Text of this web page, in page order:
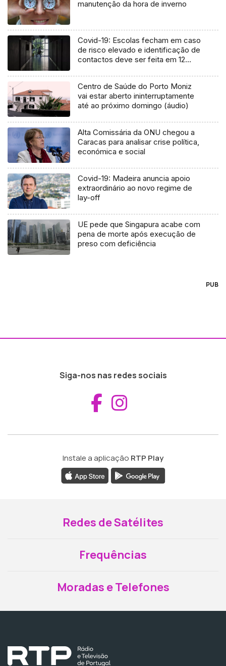
manutenção da hora de inverno
Covid-19: Escolas fecham em caso
de risco elevado e identificação de
contactos deve ser feita em 12
Centro de Saúde do Porto Moniz
vai estar aberto ininterruptamente
até ao próximo domingo (áudio)
Alta Comissária da ONU chegou a
Caracas para analisar crise política,
económica e social
Covid-19: Madeira anuncia apoio
extraordinário ao novo regime de
lay-off
UE pede que Singapura acabe com
pena de morte após execução de
preso com deficiência
PUB
Siga-nos nas redes sociais
Aceder ao
Instale a aplicação RTP Play
Redes de Satélites
Frequências
Moradas e Telefones